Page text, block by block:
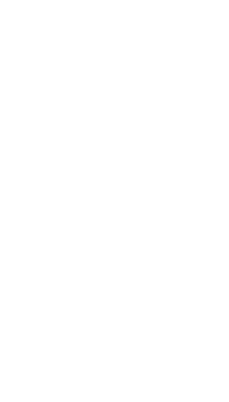
海）国际贸易有限公司
关-聚海【深圳】进出口报
出口,进出口代理
出口报关|北京进口报关|北
站
资公司
报关行|清关公司
_运输保险_企业推荐_
年报关手册发行部总